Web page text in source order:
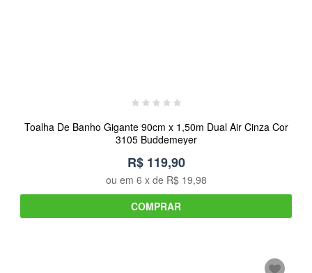
Toalha De Banho Gigante 90cm x 1,50m Dual Air Cinza Cor
3105 Buddemeyer
R$ 119,90
ou em 6 x de R$ 19,98
COMPRAR